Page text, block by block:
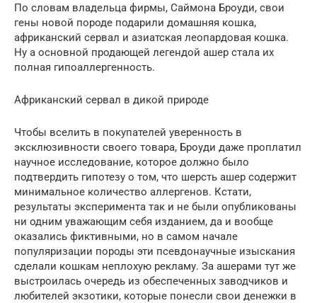
По словам владельца фирмы, Саймона Броуди, свои
гены новой породе подарили домашняя кошка,
африканский сервал и азиатская леопардовая кошка.
Ну а основной продающей легендой ашер стала их
полная гипоаллергенность.
Африканский сервал в дикой природе
Чтобы вселить в покупателей уверенность в
эксклюзивности своего товара, Броуди даже проплатил
научное исследование, которое должно было
подтвердить гипотезу о том, что шерсть ашер содержит
минимальное количество аллергенов. Кстати,
результаты эксперимента так и не были опубликованы
ни одним уважающим себя изданием, да и вообще
оказались фиктивными, но в самом начале
популяризации породы эти псевдонаучные изыскания
сделали кошкам неплохую рекламу. За ашерами тут же
выстроилась очередь из обеспеченных заводчиков и
любителей экзотики, которые понесли свои денежки в